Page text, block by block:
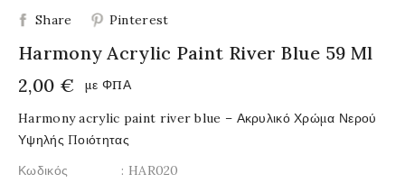
Share Pinterest
Harmony Acrylic Paint River Blue 59 Ml
2,00 €
με ΦΠΑ
Harmony acrylic paint river blue – Ακρυλικό Χρώμα Νερού
Υψηλής Ποιότητας
Κωδικός
: HAR020